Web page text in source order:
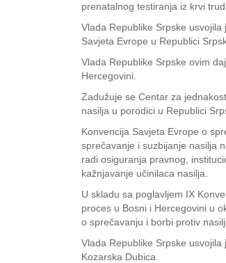
prenatalnog testiranja iz krvi
Vlada Republike Srpske
Savjeta Evrope u Republici
Vlada Republike Srpske ovim
Hercegovini.
Zadužuje se Centar za
nasilja u porodici u Republici
Konvencija Savjeta Evrope o
sprečavanje i suzbijanje nasilja
radi osiguranja pravnog,
kažnjavanje učinilaca nasilja.
U skladu sa poglavljem IX
proces u Bosni i Hercegovini u
o sprečavanju i borbi protiv
Vlada Republike Srpske
Kozarska Dubica.